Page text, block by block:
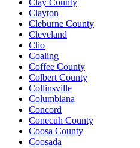
Clayton
Cleburne County
Cleveland
Clio
Coaling
Coffee County
Colbert County
Collinsville
Columbiana
Concord
Conecuh County
Coosa County
Coosada